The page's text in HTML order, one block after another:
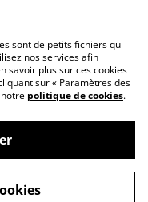
des cookies
sont de petits fichiers qui
nos services afin
savoir plus sur ces cookies
sur « Paramètres des
politique de cookies.